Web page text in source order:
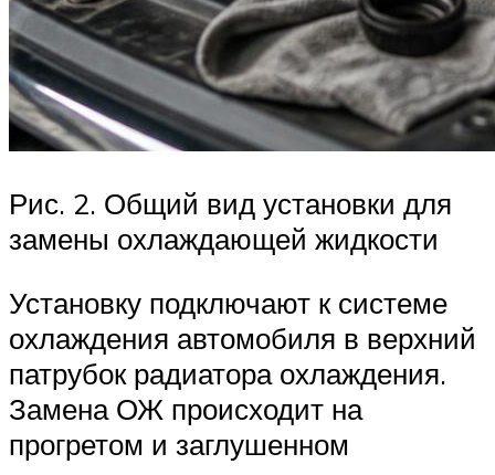
Рис. 2. Общий вид установки для
замены охлаждающей жидкости
Установку подключают к системе
охлаждения автомобиля в верхний
патрубок радиатора охлаждения.
Замена ОЖ происходит на
прогретом и заглушенном